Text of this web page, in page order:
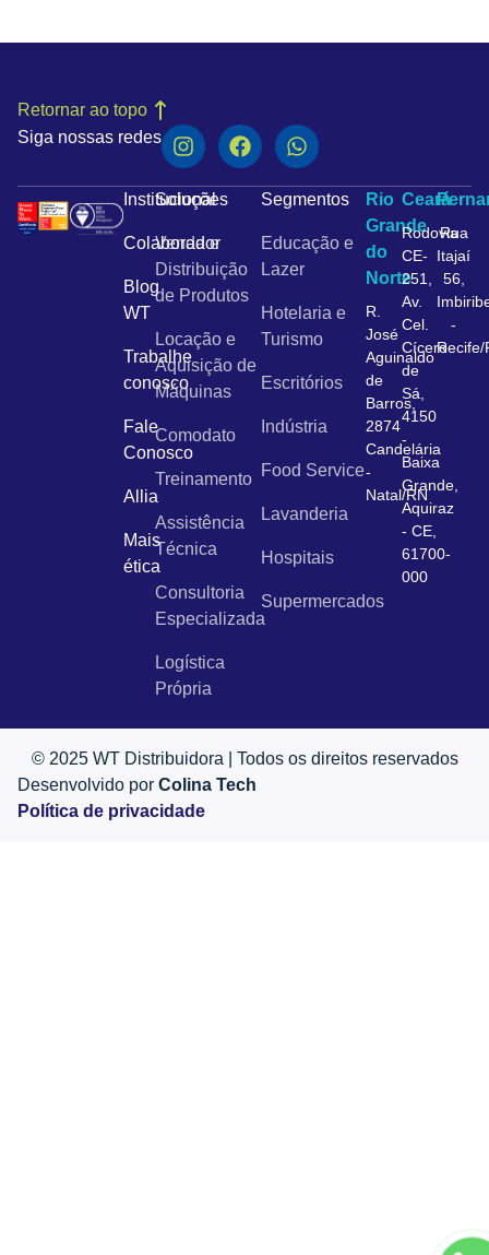
Siga nossas redes
Retornar ao topo
Institucional
Colaborador
Blog
WT
Trabalhe
conosco
Fale
Conosco
Allia
Mais
ética
Soluções
Venda e
Distribuição
de Produtos
Locação e
Aquisição de
Máquinas
Comodato
Treinamento
Assistência
Técnica
Consultoria
Especializada
Logística
Própria
Segmentos
Educação e
Lazer
Hotelaria e
Turismo
Escritórios
Indústria
Food Service
Lavanderia
Hospitais
Supermercados
Rio
Grande
do
Norte
R.
José
Aguinaldo
de
Barros,
2874
Candelária
-
Natal/RN
Ceará
Rodovia
CE-
251,
Av.
Cel.
Cícero
de
Sá,
4150
-
Baixa
Grande,
Aquiraz
- CE,
61700-
000
Rua
Itajaí
56,
-
Recife/
© 2025 WT Distribuidora | Todos os direitos reservados
Desenvolvido por Colina Tech
Política de privacidade